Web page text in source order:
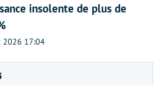
insolente de plus de
2026 17:04